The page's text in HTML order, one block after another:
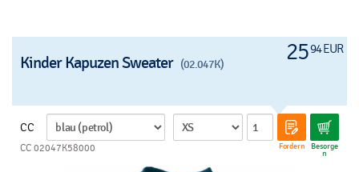
2594 EUR
Kinder Kapuzen Sweater (02.047K)
CC
Fordern Besorge
n
CC 02047K58000